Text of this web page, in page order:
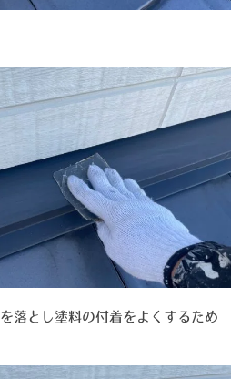
落とし塗料の付着をよくするため